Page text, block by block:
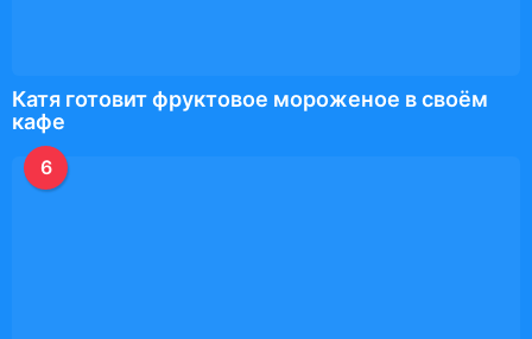
Катя готовит фруктовое мороженое в своём
кафе
6